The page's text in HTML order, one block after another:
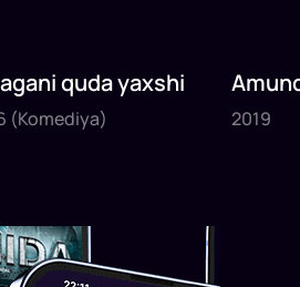
82daq.
quda yaxshi
(Komediya)
2019
1x120
2019